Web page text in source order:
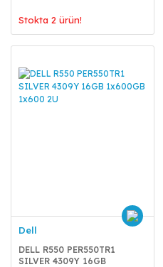
Stokta 2 ürün!
Dell
DELL R550 PER550TR1
SILVER 4309Y 16GB